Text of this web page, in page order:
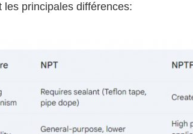
principales différences: